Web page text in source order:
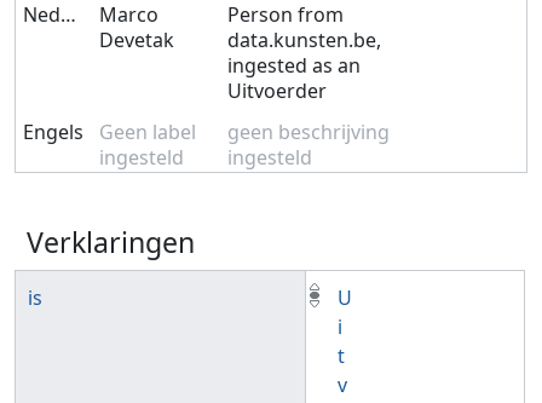
Nederlands
Marco
Devetak
Person from
data.kunsten.be,
ingested as an
Uitvoerder
Engels
Geen label
ingesteld
geen beschrijving
ingesteld
Verklaringen
is
U
i
t
v